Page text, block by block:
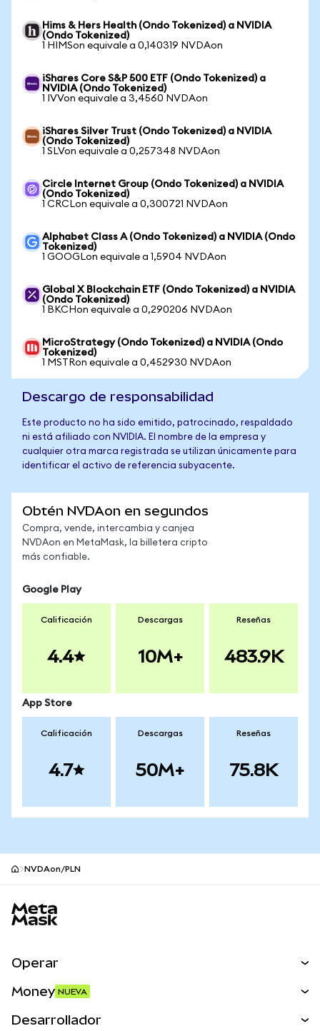
Hims & Hers Health (Ondo Tokenized) a NVIDIA
(Ondo Tokenized)
1 HIMSon equivale a 0,140319 NVDAon
iShares Core S&P 500 ETF (Ondo Tokenized) a
NVIDIA (Ondo Tokenized)
1 IVVon equivale a 3,4560 NVDAon
iShares Silver Trust (Ondo Tokenized) a NVIDIA
(Ondo Tokenized)
1 SLVon equivale a 0,257348 NVDAon
Circle Internet Group (Ondo Tokenized) a NVIDIA
(Ondo Tokenized)
1 CRCLon equivale a 0,300721 NVDAon
Alphabet Class A (Ondo Tokenized) a NVIDIA (Ondo
Tokenized)
1 GOOGLon equivale a 1,5904 NVDAon
Global X Blockchain ETF (Ondo Tokenized) a NVIDIA
(Ondo Tokenized)
1 BKCHon equivale a 0,290206 NVDAon
MicroStrategy (Ondo Tokenized) a NVIDIA (Ondo
Tokenized)
1 MSTRon equivale a 0,452930 NVDAon
Descargo de responsabilidad
Este producto no ha sido emitido, patrocinado, respaldado
ni está afiliado con NVIDIA. El nombre de la empresa y
cualquier otra marca registrada se utilizan únicamente para
identificar el activo de referencia subyacente.
Obtén NVDAon en segundos
Compra, vende, intercambia y canjea
NVDAon en MetaMask, la billetera cripto
más confiable.
Google Play
Calificación
4.4
Descargas
10M+
Reseñas
483.9K
App Store
Calificación
4.7
Descargas
50M+
Reseñas
75.8K
NVDAon/PLN
Operar
Money NUEVA
Desarrollador